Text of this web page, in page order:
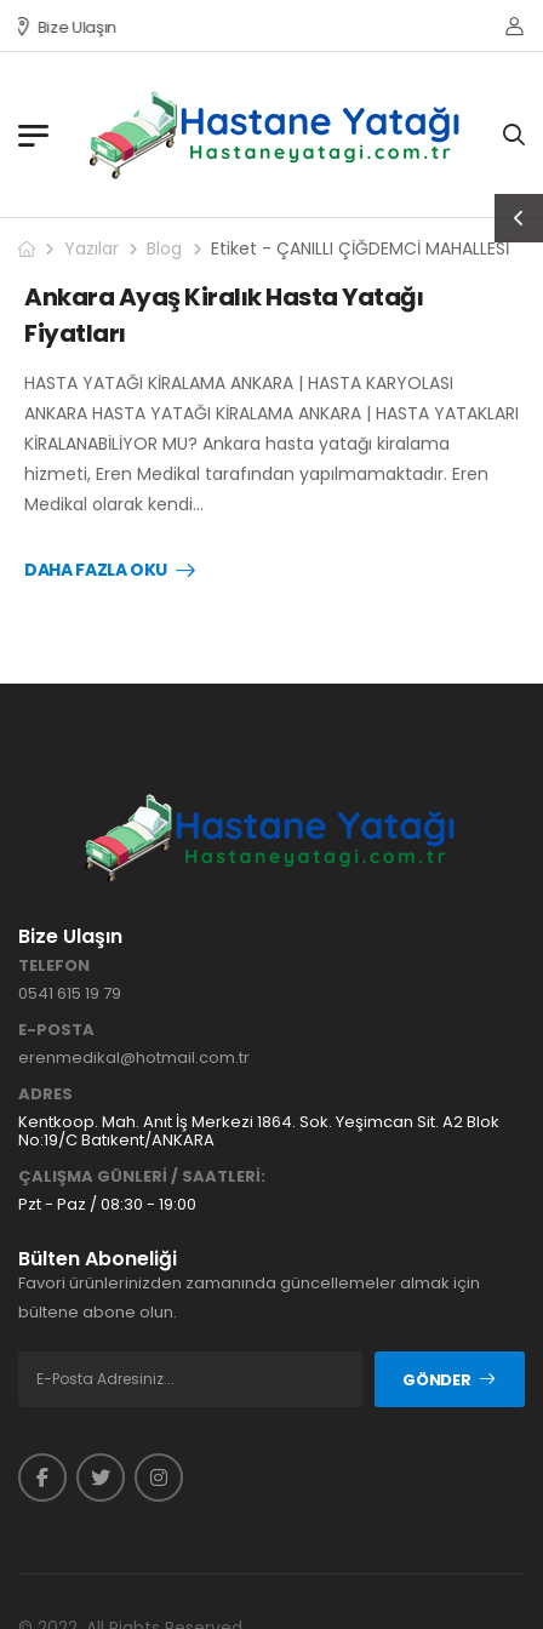
Bize Ulaşın
Yazılar Blog Etiket - ÇANILLI ÇİĞDEMCİ MAHALLESİ
Ankara Ayaş Kiralık Hasta Yatağı
Fiyatları
HASTA YATAĞI KİRALAMA ANKARA | HASTA KARYOLASI
ANKARA HASTA YATAĞI KİRALAMA ANKARA | HASTA YATAKLARI
KİRALANABİLİYOR MU? Ankara hasta yatağı kiralama
hizmeti, Eren Medikal tarafından yapılmamaktadır. Eren
Medikal olarak kendi…
DAHA FAZLA OKU
Bize Ulaşın
TELEFON
0541 615 19 79
E-POSTA
erenmedikal@hotmail.com.tr
ADRES
Kentkoop. Mah. Anıt İş Merkezi 1864. Sok. Yeşimcan Sit. A2 Blok
No:19/C Batıkent/ANKARA
ÇALIŞMA GÜNLERİ / SAATLERİ:
Pzt - Paz / 08:30 - 19:00
Bülten Aboneliği
Favori ürünlerinizden zamanında güncellemeler almak için
bültene abone olun.
GÖNDER